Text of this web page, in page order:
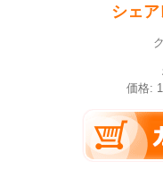
シェ
価格: